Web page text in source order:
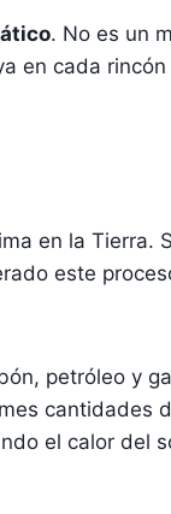
. No es un
en cada
en la Tierra.
este
petróleo y
cantidades
el calor del